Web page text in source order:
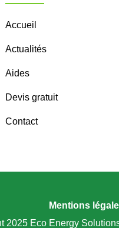
Accueil
Actualités
Aides
Devis gratuit
Contact
Mentions
2025 Eco Energy